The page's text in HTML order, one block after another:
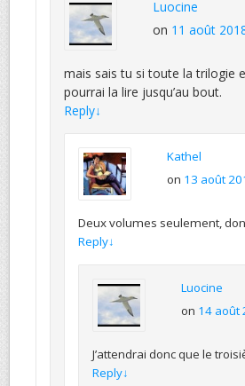
Luocine
on 11 août
mais sais tu si toute la trilogie
pourrai la lire jusqu’au bout.
Reply↓
Kathel
on 13 août
Deux volumes seulement,
Reply↓
Luocine
on 14 août
J’attendrai donc que le
Reply↓